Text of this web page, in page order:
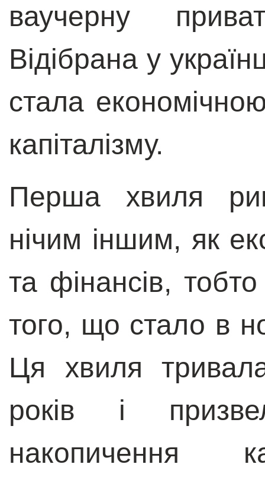
ваучерну
Відібрана у
стала
капіталізму.
Перша хвиля
нічим іншим, як
та фінансів,
того, що стало в
Ця хвиля
років і
накопичення